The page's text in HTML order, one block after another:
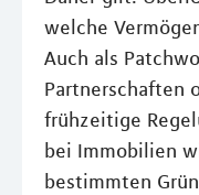
welche
Auch als
Partnerschaften
frühzeitige
bei Immobilien
bestimmten